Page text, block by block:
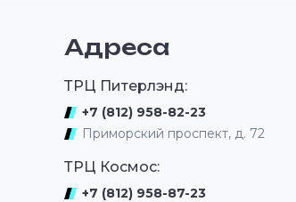
Адреса
ТРЦ Питерлэнд:
+7 (812) 958-82-23
Приморский проспект, д. 72
ТРЦ Космос:
+7 (812) 958-87-23